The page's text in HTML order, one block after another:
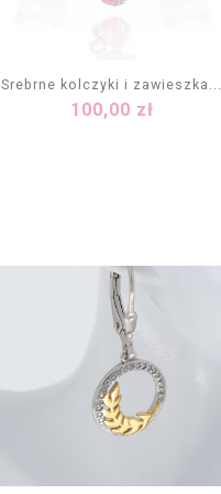
Srebrne kolczyki i zawieszka...
Cena
100,00 zł
DODAJ DO KOSZYKA